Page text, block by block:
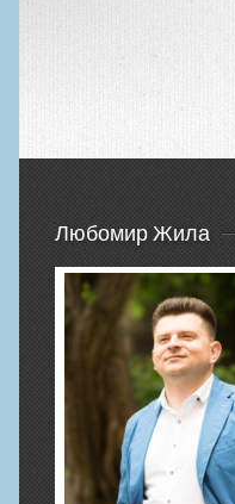
Любомир Жила